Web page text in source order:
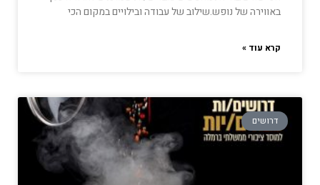
באווירה של נופש.שילוב של עבודה ובילויים במקום הכי
קרא עוד »
דרושים